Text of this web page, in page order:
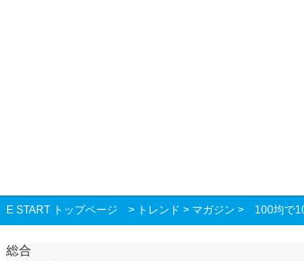
E START トップページ > トレンド > マガジン > 100均で
総合